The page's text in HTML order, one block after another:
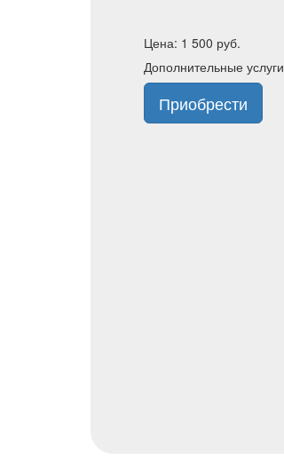
Цена: 1 500 руб.
Дополнительные услуги
Приобрести